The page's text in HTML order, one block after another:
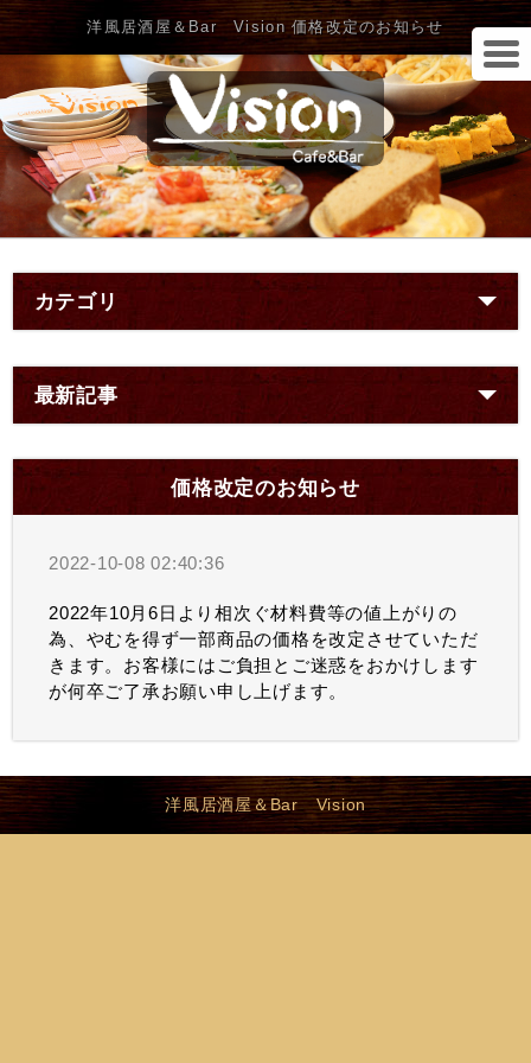
洋風居酒屋＆Bar Vision 価格改定のお知らせ
カテゴリ
最新記事
価格改定のお知らせ
2022-10-08 02:40:36
2022年10月6日より相次ぐ材料費等の値上がりの
為、やむを得ず一部商品の価格を改定させていただ
きます。お客様にはご負担とご迷惑をおかけします
が何卒ご了承お願い申し上げます。
洋風居酒屋＆Bar Vision